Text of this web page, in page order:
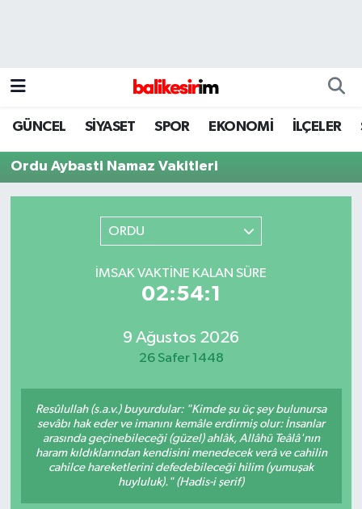
GÜNCEL SİYASET SPOR EKONOMİ İLÇELER
Ordu Aybasti Namaz Vakitleri
ORDU
İMSAK VAKTINE KALAN SÜRE
02:54:1
9 Ağustos 2026
26 Safer 1448
Resûlullah (s.a.v.) buyurdular: "Kimde şu üç şey bulunursa
sevâbı hak eder ve imanını kemâle erdirmiş olur: İnsanlar
arasında geçinebileceği (güzel) ahlâk, Allâhü Teâlâ'nın
haram kıldıklarından kendisini menedecek verâ ve cahilin
cahilce hareketlerini defedebileceği hilim (yumuşak
huyluluk)." (Hadis-i şerif)